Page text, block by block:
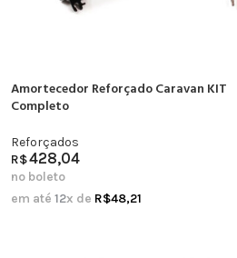
Amortecedor Reforçado Caravan KIT
Completo
Reforçados
R$428,04
no boleto
em até12x de R$48,21